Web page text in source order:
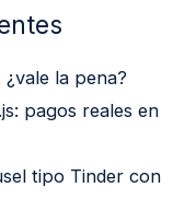
la pena?
pagos reales en
tipo Tinder con